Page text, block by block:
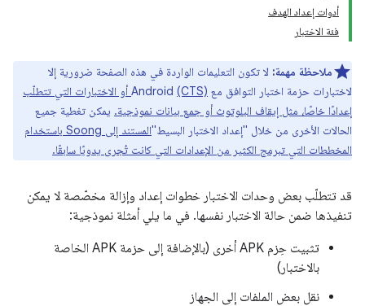
أدوات إعداد الهدف
فئة الاختبار
ملاحظة مهمة: لا تكون التعليمات الواردة في هذه الصفحة ضرورية إلا
لاختبارات حزمة اختبار التوافق مع Android
(CTS) أو الاختبارات التي تتطلّب
إعدادًا خاصًا، مثل إيقاف البلوتوث أو جمع بيانات نموذجية. يمكن تغطية جميع
الحالات الأخرى من خلال "إعداد الاختبار البسيط"
المستند إلى Soong باستخدام
المخططات التي تبرمج الكثير من الإعدادات التي كانت تُجرى يدويًا سابقًا.
قد تتطلّب بعض وحدات الاختبار خطوات إعداد وإزالة مخصّصة لا يمكن
تنفيذها ضمن حالة الاختبار نفسها. في ما يلي أمثلة نموذجية:
تثبيت حِزم APK أخرى (بالإضافة إلى حزمة APK الخاصة
بالاختبار)
نقل بعض الملفات إلى الجهاز